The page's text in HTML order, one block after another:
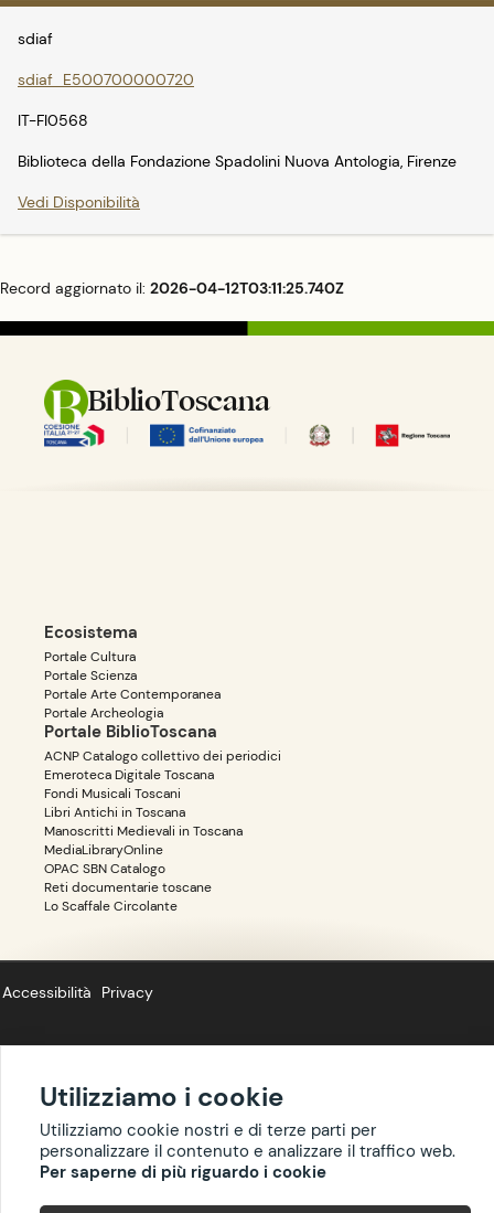
sdiaf
sdiaf_E500700000720
IT-FI0568
Biblioteca della Fondazione Spadolini Nuova Antologia, Firenze
Vedi Disponibilità
Record aggiornato il: 2026-04-12T03:11:25.740Z
BiblioToscana
Ecosistema
Portale Cultura
Portale Scienza
Portale Arte Contemporanea
Portale Archeologia
Portale BiblioToscana
ACNP Catalogo collettivo dei periodici
Emeroteca Digitale Toscana
Fondi Musicali Toscani
Libri Antichi in Toscana
Manoscritti Medievali in Toscana
MediaLibraryOnline
OPAC SBN Catalogo
Reti documentarie toscane
Lo Scaffale Circolante
Accessibilità Privacy
Copyright ©BIBLIOTOSCANA: tutti i diritti riservati quanto ai dati delle
risorse. I contenuti estratti da Wikipedia sono riproducibili con licenza
cc-by-sa.
Utilizziamo i cookie
Utilizziamo cookie nostri e di terze parti per
personalizzare il contenuto e analizzare il traffico web.
Per saperne di più riguardo i cookie